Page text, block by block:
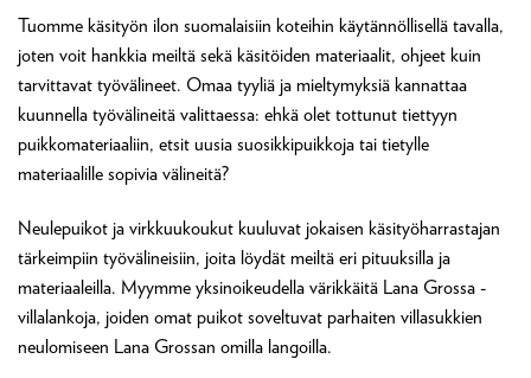
Tuomme käsityön ilon suomalaisiin koteihin käytännöllisellä tavalla,
joten voit hankkia meiltä sekä käsitöiden materiaalit, ohjeet kuin
tarvittavat työvälineet. Omaa tyyliä ja mieltymyksiä kannattaa
kuunnella työvälineitä valittaessa: ehkä olet tottunut tiettyyn
puikkomateriaaliin, etsit uusia suosikkipuikkoja tai tietylle
materiaalille sopivia välineitä?
Neulepuikot ja virkkuukoukut kuuluvat jokaisen käsityöharrastajan
tärkeimpiin työvälineisiin, joita löydät meiltä eri pituuksilla ja
materiaaleilla. Myymme yksinoikeudella värikkäitä Lana Grossa -
villalankoja, joiden omat puikot soveltuvat parhaiten villasukkien
neulomiseen Lana Grossan omilla langoilla.